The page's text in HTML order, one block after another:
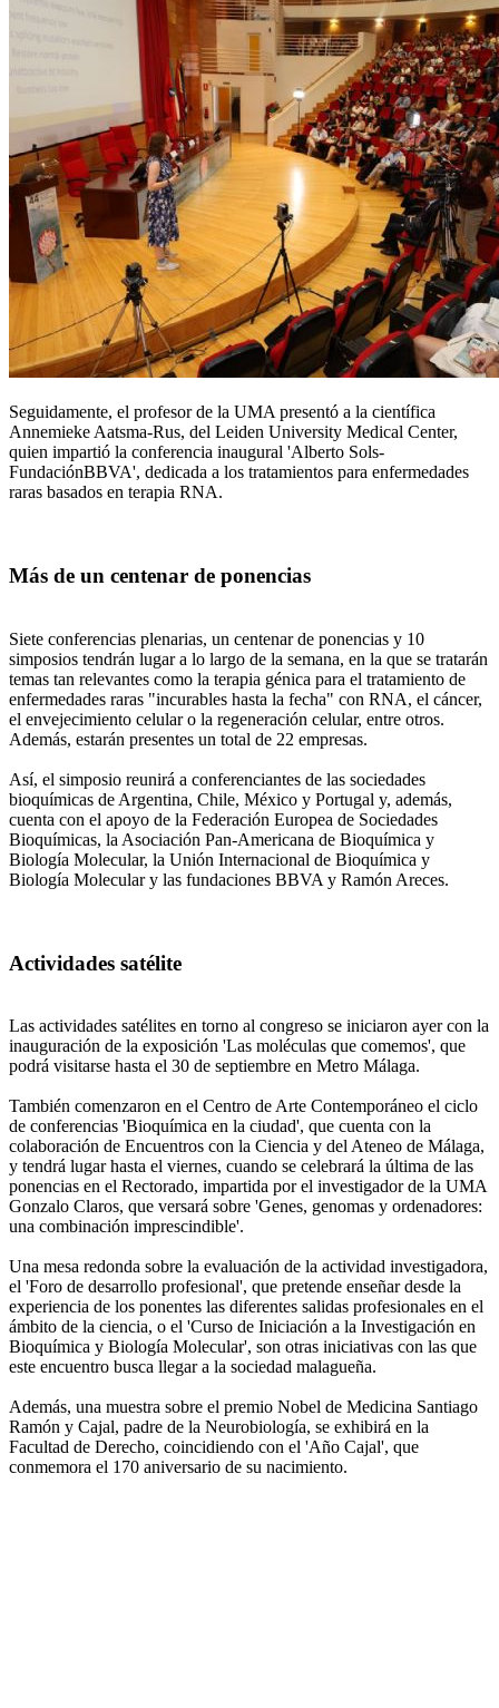
Seguidamente, el profesor de la UMA presentó a la científica
Annemieke Aatsma-Rus, del Leiden University Medical Center,
quien impartió la conferencia inaugural 'Alberto Sols-
FundaciónBBVA', dedicada a los tratamientos para enfermedades
raras basados en terapia RNA.
Más de un centenar de ponencias
Siete conferencias plenarias, un centenar de ponencias y 10
simposios tendrán lugar a lo largo de la semana, en la que se tratarán
temas tan relevantes como la terapia génica para el tratamiento de
enfermedades raras "incurables hasta la fecha" con RNA, el cáncer,
el envejecimiento celular o la regeneración celular, entre otros.
Además, estarán presentes un total de 22 empresas.
Así, el simposio reunirá a conferenciantes de las sociedades
bioquímicas de Argentina, Chile, México y Portugal y, además,
cuenta con el apoyo de la Federación Europea de Sociedades
Bioquímicas, la Asociación Pan-Americana de Bioquímica y
Biología Molecular, la Unión Internacional de Bioquímica y
Biología Molecular y las fundaciones BBVA y Ramón Areces.
Actividades satélite
Las actividades satélites en torno al congreso se iniciaron ayer con la
inauguración de la exposición 'Las moléculas que comemos', que
podrá visitarse hasta el 30 de septiembre en Metro Málaga.
También comenzaron en el Centro de Arte Contemporáneo el ciclo
de conferencias 'Bioquímica en la ciudad', que cuenta con la
colaboración de Encuentros con la Ciencia y del Ateneo de Málaga,
y tendrá lugar hasta el viernes, cuando se celebrará la última de las
ponencias en el Rectorado, impartida por el investigador de la UMA
Gonzalo Claros, que versará sobre 'Genes, genomas y ordenadores:
una combinación imprescindible'.
Una mesa redonda sobre la evaluación de la actividad investigadora,
el 'Foro de desarrollo profesional', que pretende enseñar desde la
experiencia de los ponentes las diferentes salidas profesionales en el
ámbito de la ciencia, o el 'Curso de Iniciación a la Investigación en
Bioquímica y Biología Molecular', son otras iniciativas con las que
este encuentro busca llegar a la sociedad malagueña.
Además, una muestra sobre el premio Nobel de Medicina Santiago
Ramón y Cajal, padre de la Neurobiología, se exhibirá en la
Facultad de Derecho, coincidiendo con el 'Año Cajal', que
conmemora el 170 aniversario de su nacimiento.